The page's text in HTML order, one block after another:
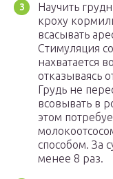
Научить
кроху
всасывать
Стимуляция
нахватается
отказываясь
Грудь не
всовывать в
этом
способом. За
менее 8 раз.